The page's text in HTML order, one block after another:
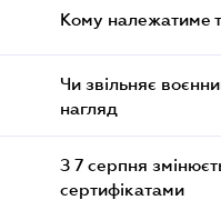
Кому належатиме
Чи звільняє
нагляд
З 7 серпня
сертифікатами